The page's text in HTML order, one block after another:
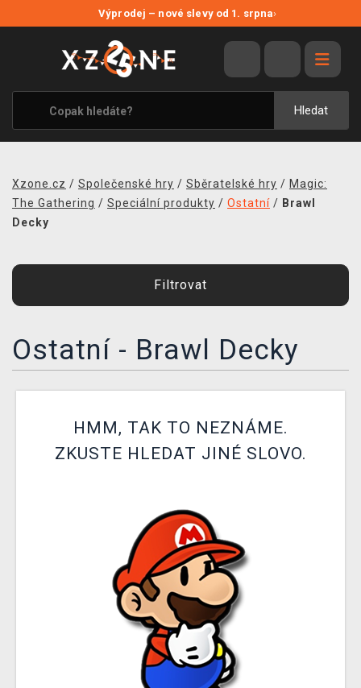
Výprodej – nové slevy od 1. srpna›
Hledat
VÝPRODEJ
VIDEOHRY
XZONE ORIGINALS
TÉMATIKY
MERCHANDISE
KONTAKT
PRODEJNY
TCG & BOARDGAME HUB
Xzone.cz / Společenské hry / Sběratelské hry / Magic:
The Gathering / Speciální produkty / Ostatní / Brawl
Decky
Filtrovat
Ostatní - Brawl Decky
HMM, TAK TO NEZNÁME.
ZKUSTE HLEDAT JINÉ SLOVO.